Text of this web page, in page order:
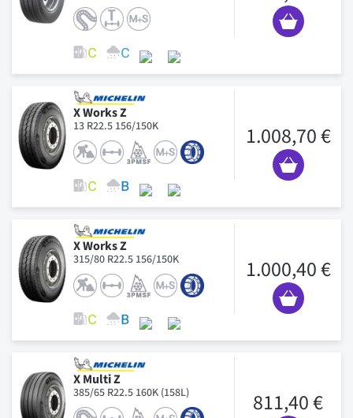
X Works Z
13 R22.5 156/150K 1.008,70 €
X Works Z
315/80 R22.5 156/150K 1.000,40 €
X Multi Z
385/65 R22.5 160K (158L) 811,40 €